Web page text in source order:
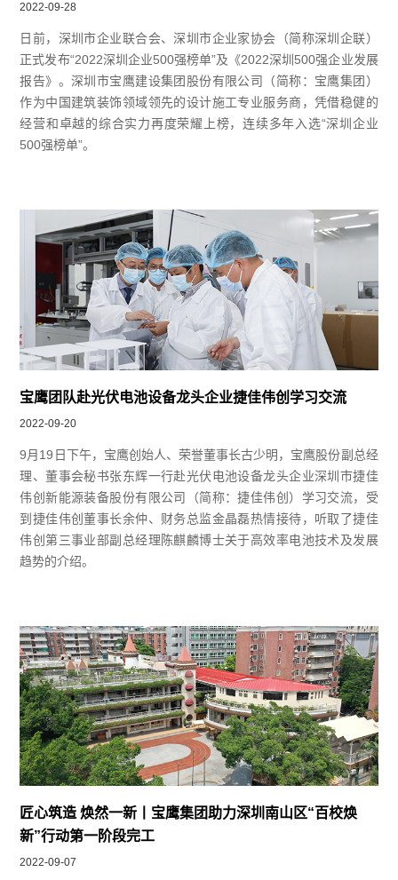
2022-09-28
日前，深圳市企业联合会、深圳市企业家协会（简称深圳企联）
正式发布“2022深圳企业500强榜单”及《2022深圳500强企业发展
报告》。深圳市宝鹰建设集团股份有限公司（简称：宝鹰集团）
作为中国建筑装饰领域领先的设计施工专业服务商，凭借稳健的
经营和卓越的综合实力再度荣耀上榜，连续多年入选“深圳企业
500强榜单”。
宝鹰团队赴光伏电池设备龙头企业捷佳伟创学习交流
2022-09-20
9月19日下午，宝鹰创始人、荣誉董事长古少明，宝鹰股份副总经
理、董事会秘书张东辉一行赴光伏电池设备龙头企业深圳市捷佳
伟创新能源装备股份有限公司（简称：捷佳伟创）学习交流，受
到捷佳伟创董事长余仲、财务总监金晶磊热情接待，听取了捷佳
伟创第三事业部副总经理陈麒麟博士关于高效率电池技术及发展
趋势的介绍。
匠心筑造 焕然一新丨宝鹰集团助力深圳南山区“百校焕
新”行动第一阶段完工
2022-09-07